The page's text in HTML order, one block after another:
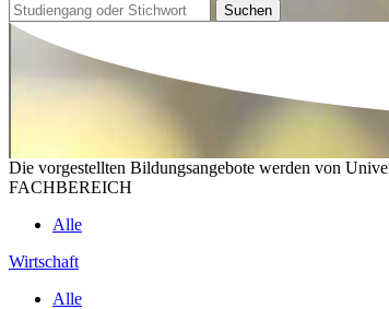
Suchen
Die vorgestellten Bildungsangebote werden von
FACHBEREICH
Alle
Wirtschaft
Alle